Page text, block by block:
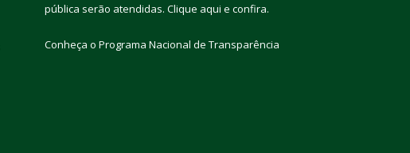
pública serão atendidas. Clique aqui e confira.
Conheça o Programa Nacional de Transparência